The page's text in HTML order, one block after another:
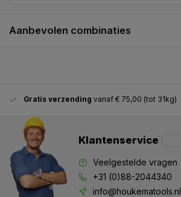
Aanbevolen combinaties
Gratis verzending vanaf € 75,00 (tot 31kg)
Klantenservice
Veelgestelde vragen
+31 (0)88-2044340
info@houkematools.nl